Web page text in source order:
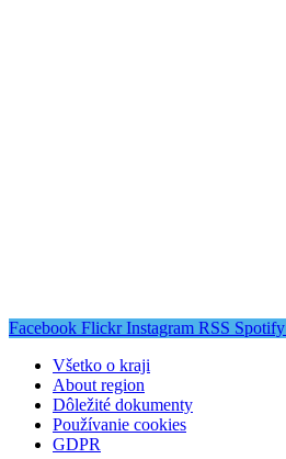
Facebook Flickr Instagram RSS Spotify
Všetko o kraji
About region
Dôležité dokumenty
Používanie cookies
GDPR